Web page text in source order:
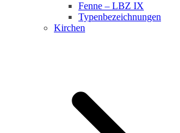
Fenne – LBZ IX
Typenbezeichnungen
Kirchen